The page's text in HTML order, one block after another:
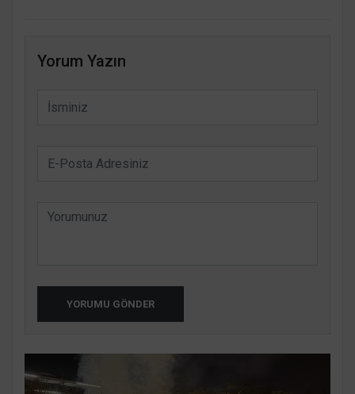
Yorum Yazın
YORUMU GÖNDER